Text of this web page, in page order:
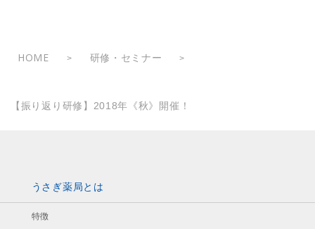
HOME > 研修・セミナー >
【振り返り研修】2018年《秋》開催！
うさぎ薬局とは
特徴